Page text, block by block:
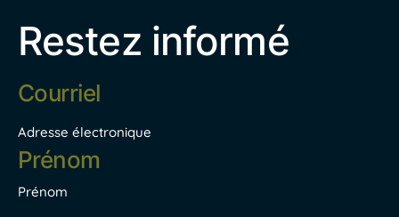
Restez informé
Adresse
électronique
Adresse électronique
Nom
Prénom